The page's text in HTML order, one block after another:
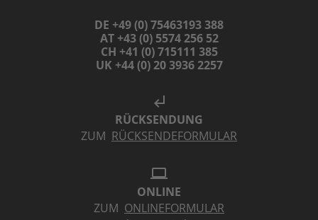
DE +49 (0) 75463193 388
AT +43 (0) 5574 256 52
CH +41 (0) 715111 385
UK +44 (0) 20 3936 2257
subdirectory_arrow_left
RÜCKSENDUNG
ZUM RÜCKSENDEFORMULAR
laptop
ONLINE
ZUM ONLINEFORMULAR